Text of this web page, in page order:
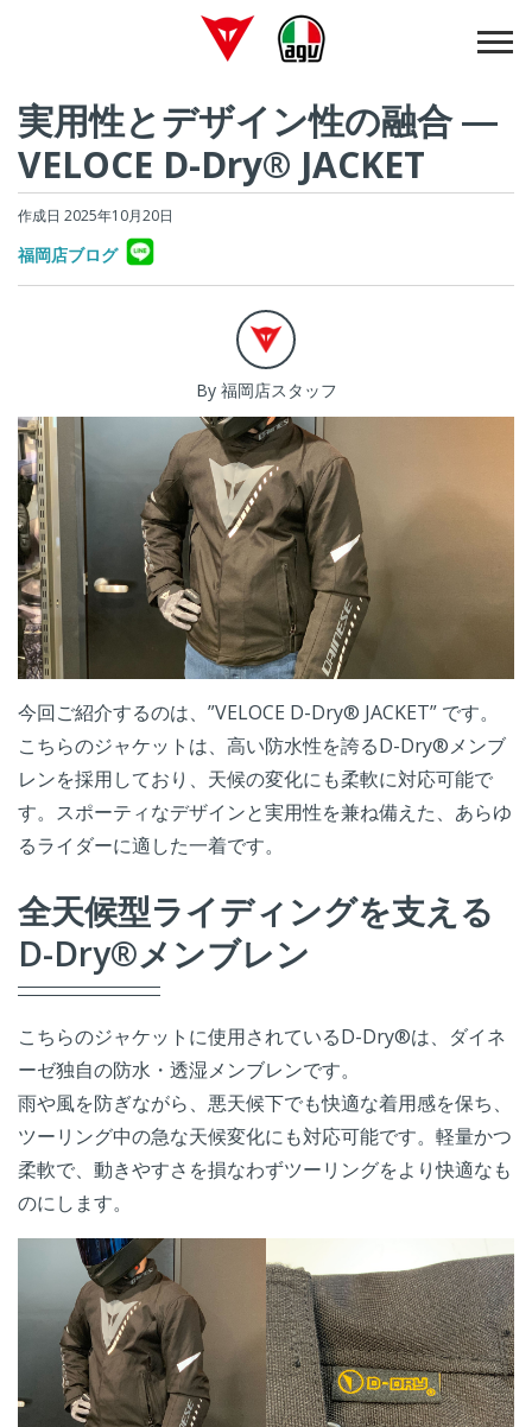
実用性とデザイン性の融合 ―
VELOCE D-Dry® JACKET
作成日 2025年10月20日
福岡店ブログ
By 福岡店スタッフ
今回ご紹介するのは、”VELOCE D-Dry® JACKET” です。
こちらのジャケットは、高い防水性を誇るD-Dry®メンブ
レンを採用しており、天候の変化にも柔軟に対応可能で
す。スポーティなデザインと実用性を兼ね備えた、あらゆ
るライダーに適した一着です。
全天候型ライディングを支える
D-Dry®メンブレン
こちらのジャケットに使用されているD-Dry®は、ダイネ
ーゼ独自の防水・透湿メンブレンです。
雨や風を防ぎながら、悪天候下でも快適な着用感を保ち、
ツーリング中の急な天候変化にも対応可能です。軽量かつ
柔軟で、動きやすさを損なわずツーリングをより快適なも
のにします。